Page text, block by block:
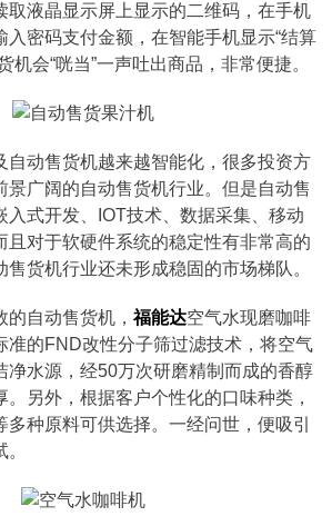
取液晶显示屏上显示的二维码，在手机
入密码支付金额，在智能手机显示“结算
机会“咣当”一声吐出商品，非常便捷。
自动售货机越来越智能化，很多投资方
景广阔的自动售货机行业。但是自动售
入式开发、IOT技术、数据采集、移动
且对于软硬件系统的稳定性有非常高的
货机行业还未形成稳固的市场梯队。
的自动售货机，福能达空气水现磨咖啡
准的FND改性分子筛过滤技术，将空气
净水源，经50万次研磨精制而成的香醇
。另外，根据客户个性化的口味种类，
种原料可供选择。一经问世，便吸引